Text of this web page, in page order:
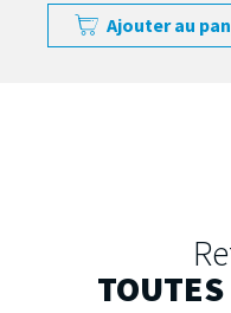
Ajouter au